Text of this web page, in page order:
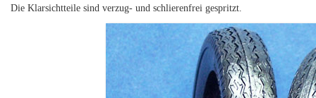
Die Klarsichtteile sind verzug- und schlierenfrei gespritzt.